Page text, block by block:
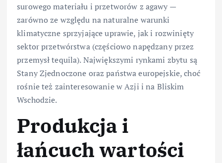
surowego materiału i przetworów z agawy —
zarówno ze względu na naturalne warunki
klimatyczne sprzyjające uprawie, jak i rozwinięty
sektor przetwórstwa (częściowo napędzany przez
przemysł tequila). Największymi rynkami zbytu są
Stany Zjednoczone oraz państwa europejskie, choć
rośnie też zainteresowanie w Azji i na Bliskim
Wschodzie.
Produkcja i
łańcuch wartości